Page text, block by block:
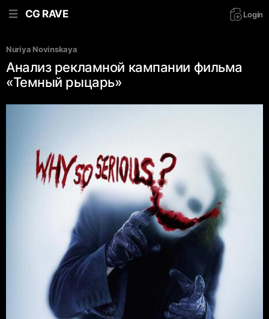
CG RAVE Login
Nuriya Novinskaya
Анализ рекламной кампании фильма
«Темный рыцарь»